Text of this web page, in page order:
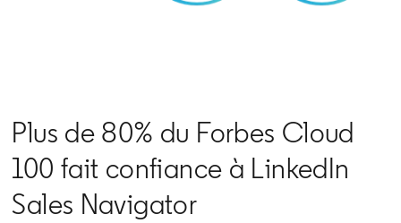
Plus de 80% du Forbes Cloud
100 fait confiance à LinkedIn
Sales Navigator